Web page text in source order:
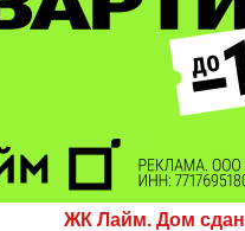
ЖК Лайм. Дом сдан